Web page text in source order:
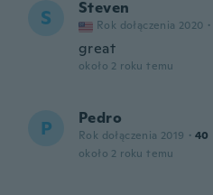
S Steven
Rok dołączenia 2020 ·
great
około 2 roku temu
P Pedro
Rok dołączenia 2019 · 40
około 2 roku temu